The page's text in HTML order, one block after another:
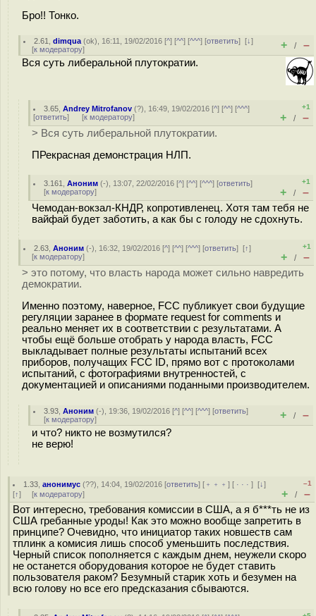
Бро!! Тонко.
2.61 ,dimqua (ok), 16:11, 19/02/2016 [^] [^^] [^^^] [ответить][↓]
[к модератору] + / –
Вся суть либеральной плутократии.
3.65 ,Andrey Mitrofanov (?), 16:49, 19/02/2016 [^] [^^] [^^^]
[ответить] [к модератору]
+1
+ / –
> Вся суть либеральной плутократии.
ПРекрасная демонстрация НЛП.
3.161 ,Аноним (-), 13:07, 22/02/2016 [^] [^^] [^^^] [ответить]
[к модератору]
+1
+ / –
Чемодан-вокзал-КНДР, копротивленец. Хотя там тебя не
вайфай будет заботить, а как бы с голоду не сдохнуть.
2.63 ,Аноним (-), 16:32, 19/02/2016 [^] [^^] [^^^] [ответить][↑]
[к модератору]
+1
+ / –
> это потому, что власть народа может сильно навредить
демократии.
Именно поэтому, наверное, FCC публикует свои будущие
регуляции заранее в формате request for comments и
реально меняет их в соответствии с результатами. А
чтобы ещё больше отобрать у народа власть, FCC
выкладывает полные результаты испытаний всех
приборов, получащих FCC ID, прямо вот с протоколами
испытаний, с фотографиями внутренностей, с
документацией и описаниями поданными производителем.
3.93 ,Аноним (-), 19:36, 19/02/2016 [^] [^^] [^^^] [ответить]
[к модератору] + / –
и что? никто не возмутился?
не верю!
1.33 ,анонимус (??), 14:04, 19/02/2016 [ответить] [ ﹢﹢﹢] [ · · ·][↓]
[↑] [к модератору]
–1
+ / –
Вот интересно, требования комиссии в США, а я б***ть не из
США гребанные уроды! Как это можно вообще запретить в
принципе? Очевидно, что инициатор таких новшеств сам
тплинк а комисия лишь способ уменьшить последствия.
Черный список пополняется с каждым днем, неужели скоро
не останется оборудования которое не будет ставить
пользователя раком? Безумный старик хоть и безумен на
всю голову но все его предсказания сбываются.